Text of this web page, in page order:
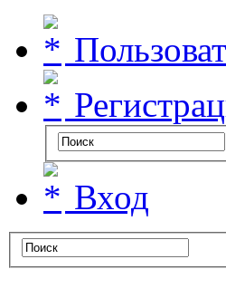
Вход